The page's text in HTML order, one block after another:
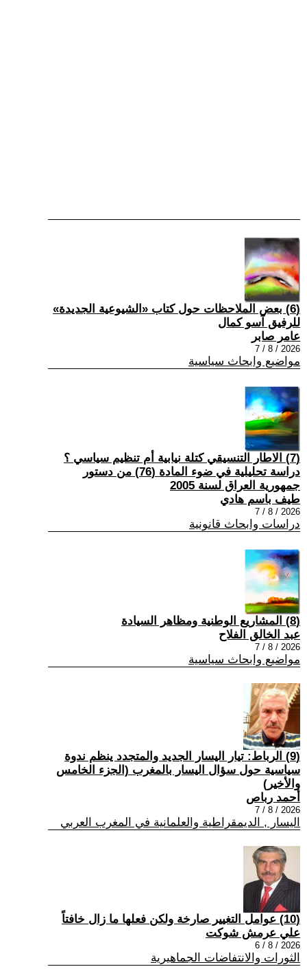
(6) بعض الملاحظات حول كتاب «الشيوعية الجديدة»
للرفيق آسو كمال
عامر صابر
2026 / 8 / 7
مواضيع وابحاث سياسية
(7) الاطار التنسيقي كتلة نيابية أم تنظيم سياسي ؟
دراسة تحليلية في ضوء المادة (76) من دستور
جمهورية العراق لسنة 2005
طيف باسم هادي
2026 / 8 / 7
دراسات وابحاث قانونية
(8) المشاريع الوطنية ومظاهر السيادة
عبد الخالق الفلاح
2026 / 8 / 7
مواضيع وابحاث سياسية
(9) الرباط: تيار اليسار الجديد والمتجدد ينظم ندوة
سياسية حول سؤال اليسار بالمغرب (الجزء الخامس
والأخير)
أحمد رباص
2026 / 8 / 7
اليسار , الديمقراطية والعلمانية في المغرب العربي
(10) عوامل التغيير صارخة ولكن فعلها ما زال خافتاً
علي عرمش شوكت
2026 / 8 / 6
الثورات والانتفاضات الجماهيرية